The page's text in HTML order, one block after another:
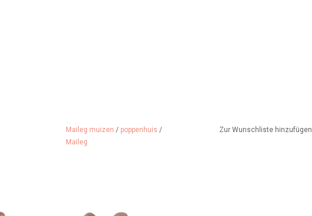
Maileg muizen / poppenhuis /
Maileg
Zur Wunschliste hinzufügen